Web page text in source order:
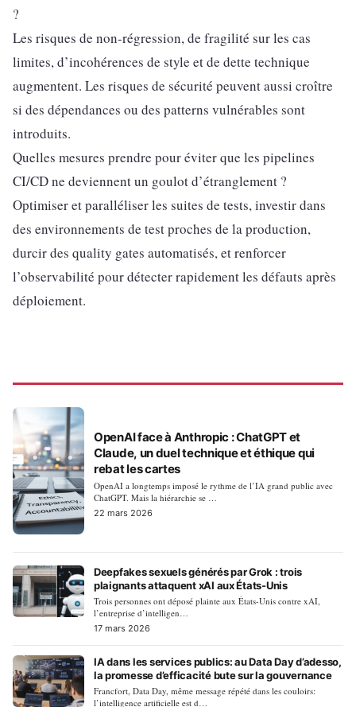
?
Les risques de non-régression, de fragilité sur les cas
limites, d’incohérences de style et de dette technique
augmentent. Les risques de sécurité peuvent aussi croître
si des dépendances ou des patterns vulnérables sont
introduits.
Quelles mesures prendre pour éviter que les pipelines
CI/CD ne deviennent un goulot d’étranglement ?
Optimiser et paralléliser les suites de tests, investir dans
des environnements de test proches de la production,
durcir des quality gates automatisés, et renforcer
l’observabilité pour détecter rapidement les défauts après
déploiement.
OpenAI face à Anthropic : ChatGPT et
Claude, un duel technique et éthique qui
rebat les cartes
OpenAI a longtemps imposé le rythme de l’IA grand public avec
ChatGPT. Mais la hiérarchie se …
22 mars 2026
Deepfakes sexuels générés par Grok : trois
plaignants attaquent xAI aux États-Unis
Trois personnes ont déposé plainte aux États-Unis contre xAI,
l’entreprise d’intelligen…
17 mars 2026
IA dans les services publics: au Data Day d’adesso,
la promesse d’efficacité bute sur la gouvernance
Francfort, Data Day, même message répété dans les couloirs:
l’intelligence artificielle est d…